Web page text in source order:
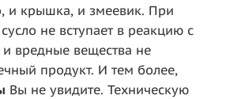
и крышка, и змеевик. При
не вступает в реакцию с
вредные вещества не
продукт. И тем более,
Вы не увидите. Техническую